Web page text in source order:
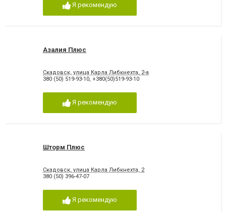
Я рекомендую
Азалия Плюс
Скадовск, улица Карла Либкнехта, 2-а
380 (50) 519-93-10, +380(50)519-93-10
Я рекомендую
Шторм Плюс
Скадовск, улица Карла Либкнехта, 2
380 (50) 396-47-07
Я рекомендую